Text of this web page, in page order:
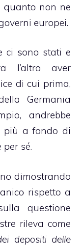
quanto non ne
europei.
ci sono stati e
l’altro aver
di cui prima,
Germania
andrebbe
più a fondo di
sé.
dimostrando
rispetto a
questione
rileva come
depositi delle